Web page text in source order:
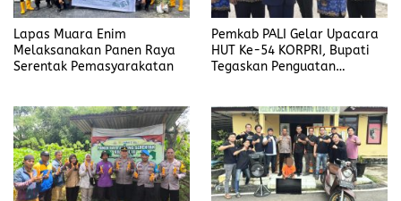
Lapas Muara Enim
Melaksanakan Panen Raya
Serentak Pemasyarakatan
Pemkab PALI Gelar Upacara
HUT Ke-54 KORPRI, Bupati
Tegaskan Penguatan